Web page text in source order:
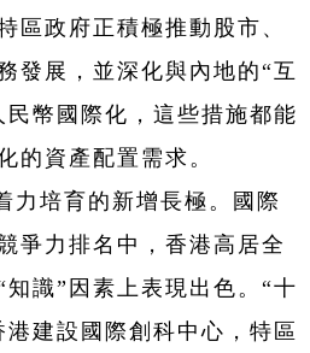
區政府正積極推動股市、
發展，並深化與內地的“互
幣國際化，這些措施都能
的資產配置需求。
力培育的新增長極。國際
爭力排名中，香港高居全
識”因素上表現出色。“十
建設國際創科中心，特區